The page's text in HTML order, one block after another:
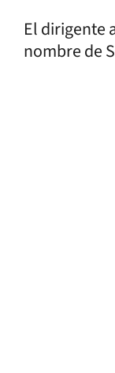
El dirigente
nombre de